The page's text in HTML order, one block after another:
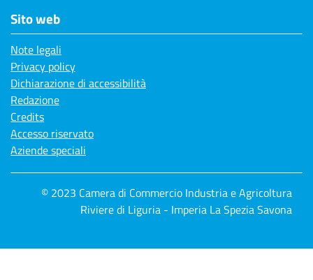
Sito web
Note legali
Privacy policy
Dichiarazione di accessibilità
Redazione
Credits
Accesso riservato
Aziende speciali
© 2023 Camera di Commercio Industria e Agricoltura
Riviere di Liguria - Imperia La Spezia Savona